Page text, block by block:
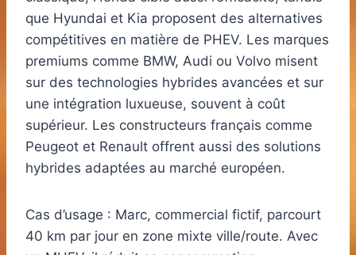
que Hyundai et Kia proposent des alternatives
compétitives en matière de PHEV. Les marques
premiums comme BMW, Audi ou Volvo misent
sur des technologies hybrides avancées et sur
une intégration luxueuse, souvent à coût
supérieur. Les constructeurs français comme
Peugeot et Renault offrent aussi des solutions
hybrides adaptées au marché européen.
Cas d’usage : Marc, commercial fictif, parcourt
40 km par jour en zone mixte ville/route. Avec